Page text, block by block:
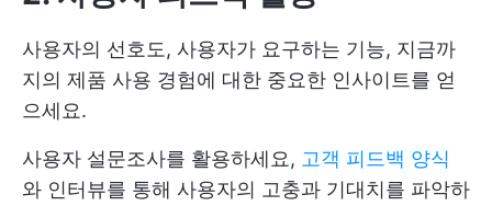
사용자의 선호도, 사용자가 요구하는 기능, 지금까
지의 제품 사용 경험에 대한 중요한 인사이트를 얻
으세요.
사용자 설문조사를 활용하세요, 고객 피드백 양식
와 인터뷰를 통해 사용자의 고충과 기대치를 파악하